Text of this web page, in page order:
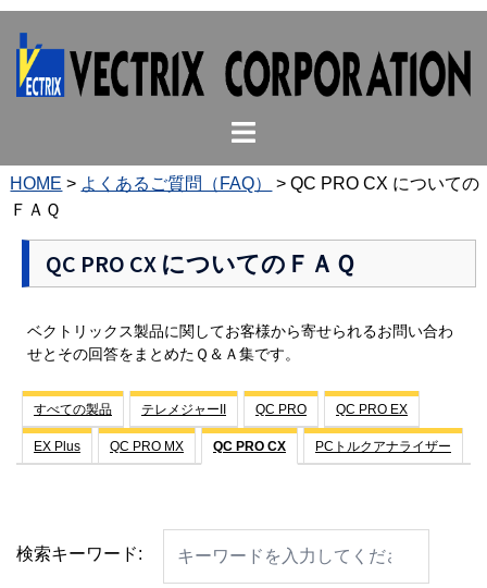
ス
キ
ト
ル
ュ
ー
HOME > よくあるご質問（FAQ） >QC PRO CX についての
ＦＡＱ
QC PRO CX についてのＦＡＱ
ベクトリックス製品に関してお客様から寄せられるお問い合わ
せとその回答をまとめたＱ＆Ａ集です。
すべての製品 テレメジャーII QC PRO QC PRO EX
EX Plus QC PRO MX QC PRO CX PCトルクアナライザー
検索キーワード: